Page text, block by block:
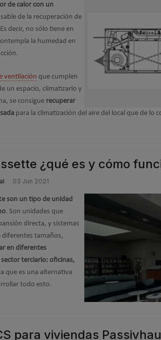
de calor con un
de la recuperación de
decir, no sólo tiene en
la humedad en
ventilación que cumplen
un espacio, climatizarlo y
se consigue recuperar
para la climatización del aire del local que de lo
¿qué es y cómo
03 Jun 2021
son un tipo de unidad
. Son unidades que
directa, y sistemas
diferentes tamaños,
en diferentes
terciario: oficinas,
que es una alternativa
todo esto.
para viviendas